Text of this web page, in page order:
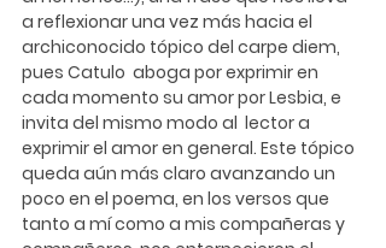
a reflexionar una vez más hacia el
archiconocido tópico del carpe diem,
pues Catulo  aboga por exprimir en
cada momento su amor por Lesbia, e
invita del mismo modo al  lector a
exprimir el amor en general. Este tópico
queda aún más claro avanzando un
poco en el poema, en los versos que
tanto a mí como a mis compañeras y